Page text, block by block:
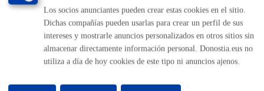
Mapa web
Otras páginas web corporativas
Donostia Kultura
Los socios anunciantes pueden crear estas cookies en el sitio.
Dichas compañías pueden usarlas para crear un perfil de sus
intereses y mostrarle anuncios personalizados en otros sitios sin
almacenar directamente información personal. Donostia.eus no
utiliza a día de hoy cookies de este tipo ni anuncios ajenos.